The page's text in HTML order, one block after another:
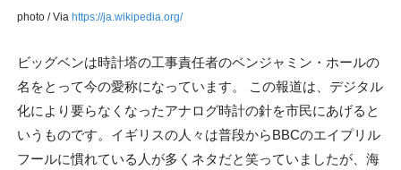
photo / Via https://ja.wikipedia.org/
ビッグベンは時計塔の工事責任者のベンジャミン・ホールの
名をとって今の愛称になっています。 この報道は、デジタル
化により要らなくなったアナログ時計の針を市民にあげると
いうものです。イギリスの人々は普段からBBCのエイプリル
フールに慣れている人が多くネタだと笑っていましたが、海